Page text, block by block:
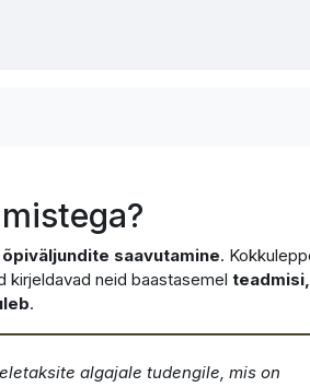
õpiväljundite saavutamine.
kirjeldavad neid baastasemel
.
algajale tudengile, mis on